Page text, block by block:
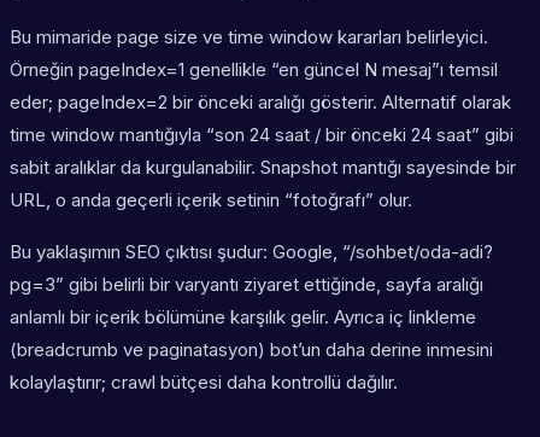
Bu mimaride page size ve time window kararları belirleyici.
Örneğin pageIndex=1 genellikle “en güncel N mesaj”ı temsil
eder; pageIndex=2 bir önceki aralığı gösterir. Alternatif olarak
time window mantığıyla “son 24 saat / bir önceki 24 saat” gibi
sabit aralıklar da kurgulanabilir. Snapshot mantığı sayesinde bir
URL, o anda geçerli içerik setinin “fotoğrafı” olur.
Bu yaklaşımın SEO çıktısı şudur: Google, “/sohbet/oda-adi?
pg=3” gibi belirli bir varyantı ziyaret ettiğinde, sayfa aralığı
anlamlı bir içerik bölümüne karşılık gelir. Ayrıca iç linkleme
(breadcrumb ve paginatasyon) bot’un daha derine inmesini
kolaylaştırır; crawl bütçesi daha kontrollü dağılır.